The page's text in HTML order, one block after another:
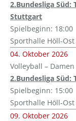
2.Bundesliga
Stuttgart
Spielbeginn: 18:00
Sporthalle Höll-Ost
04. Oktober 2026
Volleyball – Damen
2.Bundesliga Süd:
Spielbeginn: 15:00
Sporthalle Höll-Ost
09. Oktober 2026